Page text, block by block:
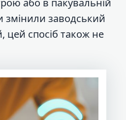
або в пакувальній
заводський
цей спосіб також не